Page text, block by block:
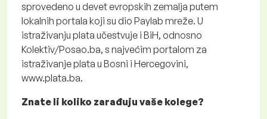
sprovedeno u devet evropskih zemalja putem
lokalnih portala koji su dio Paylab mreže. U
istraživanju plata učestvuje i BiH, odnosno
Kolektiv/Posao.ba, s najvećim portalom za
istraživanje plata u Bosni i Hercegovini,
www.plata.ba.
Znate li koliko zarađuju vaše kolege?